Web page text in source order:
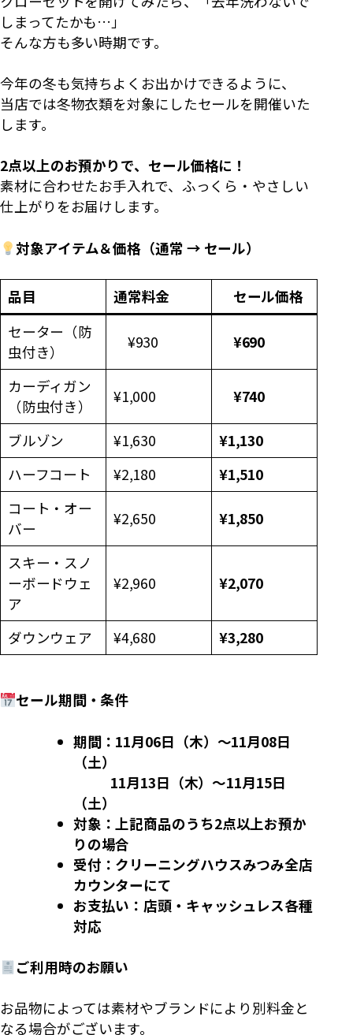
しまってたかも…」
そんな方も多い時期です。
今年の冬も気持ちよくお出かけできるように、
当店では冬物衣類を対象にしたセールを開催いた
します。
2点以上のお預かりで、セール価格に！
素材に合わせたお手入れで、ふっくら・やさしい
仕上がりをお届けします。
対象アイテム＆価格（通常 → セール）
品目 通常料金
セール価格
セーター（防
虫付き）
¥930 ¥690
カーディガン
（防虫付き）
¥1,000 ¥740
ブルゾン ¥1,630
¥1,130
ハーフコート
¥2,180
¥1,510
コート・オー
バー
¥2,650 ¥1,850
スキー・スノ
ーボードウェ
ア
¥2,960 ¥2,070
ダウンウェア ¥4,680 ¥3,280
セール期間・条件
期間：11月06日（木）〜11月08日
（土）
11月13日（木）〜11月15日
（土）
対象：上記商品のうち2点以上お預か
りの場合
受付：クリーニングハウスみつみ全店
カウンターにて
お支払い：店頭・キャッシュレス各種
対応
ご利用時のお願い
お品物によっては素材やブランドにより別料金と
なる場合がございます。